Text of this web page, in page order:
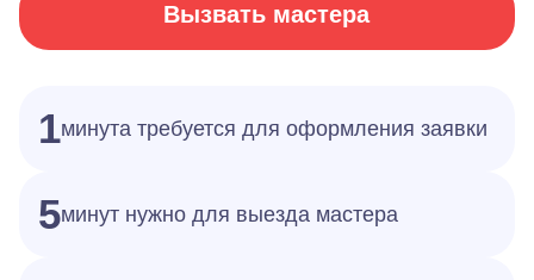
Вызвать мастера
1минута требуется для оформления заявки
5минут нужно для выезда мастера